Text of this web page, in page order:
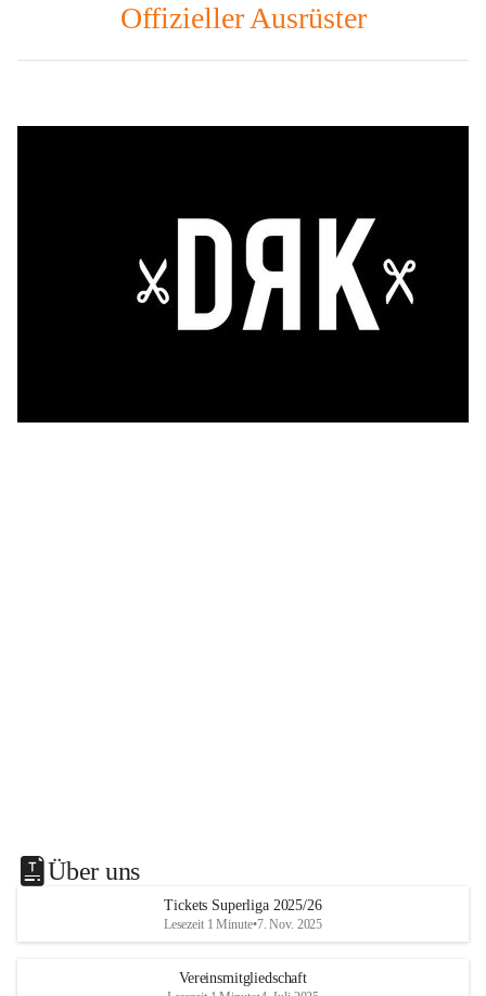
Offizieller Ausrüster
Über uns
Tickets Superliga 2025/26
Lesezeit 1 Minute•7. Nov. 2025
Vereinsmitgliedschaft